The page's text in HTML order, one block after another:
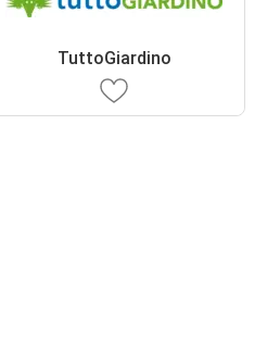
TuttoGiardino